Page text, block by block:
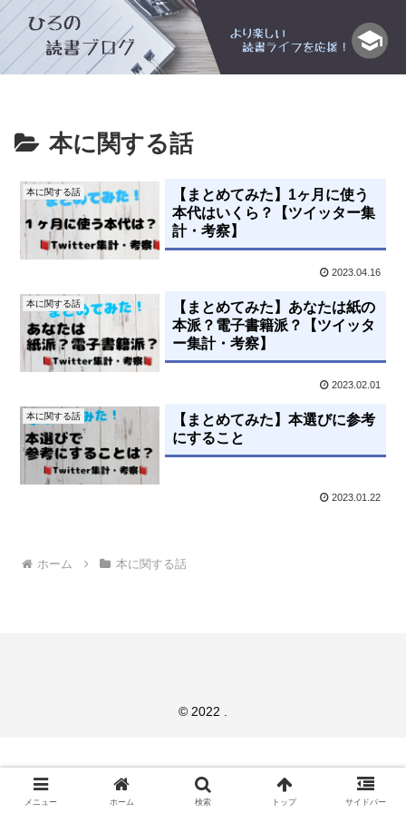
本に関する話
本に関する話
【まとめてみた】1ヶ月に使う
本代はいくら？【ツイッター集
計・考察】
2023.04.16
本に関する話
【まとめてみた】あなたは紙の
本派？電子書籍派？【ツイッタ
ー集計・考察】
2023.02.01
本に関する話
【まとめてみた】本選びに参考
にすること
2023.01.22
ホーム 本に関する話
© 2022 .
メニュー ホーム 検索 トップ サイドバー